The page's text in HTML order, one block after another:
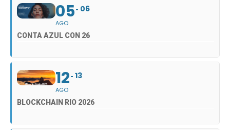
05
AGO
06
CONTA AZUL CON 26
12
AGO
13
BLOCKCHAIN RIO 2026